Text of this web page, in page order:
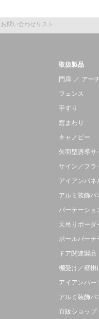
お問い合わせリスト
取扱製品
門扉 ／ アー
フェンス
手すり
窓まわり
キャノピー
矢羽型誘導サ
サイン／フラ
アイアンパネ
アルミ装飾パ
パーテーショ
天吊りボーダ
ポールパーテ
ドア関連製品
棚受け／壁掛
アイアンパー
アルミ装飾パ
直販ショップ